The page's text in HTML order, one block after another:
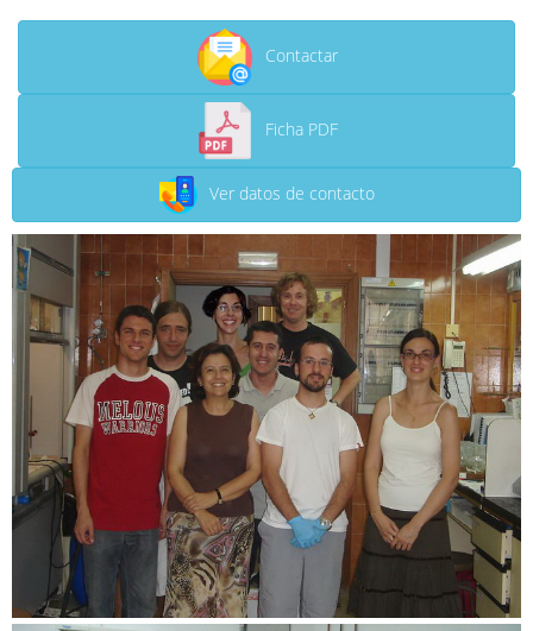
Contactar
Ficha PDF
Ver datos de contacto